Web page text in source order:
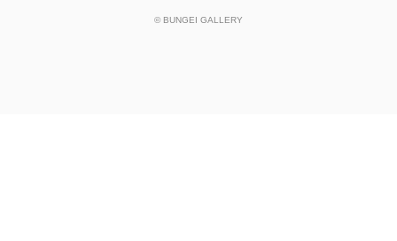
© BUNGEI GALLERY